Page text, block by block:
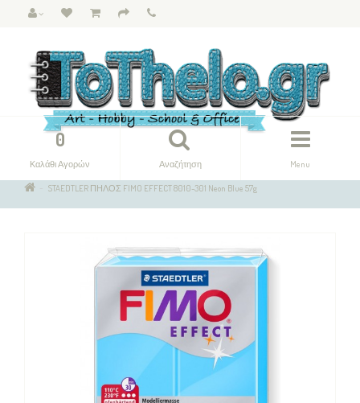
Menu
Αναζήτηση
0
Καλάθι Αγορών
STAEDTLER ΠΗΛΟΣ FIMO EFFECT 8010-301 Neon Blue 57g